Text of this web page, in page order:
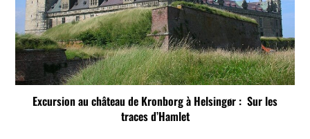
Excursion au château de Kronborg à Helsingør : Sur les
traces d’Hamlet